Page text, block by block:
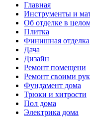
Главная
Инструменты и
Об отделке в
Плитка
Финишная отделка
Дача
Дизайн
Ремонт помещени
Ремонт своими
Фундамент дома
Трюки и хитрости
Пол дома
Электрика дома